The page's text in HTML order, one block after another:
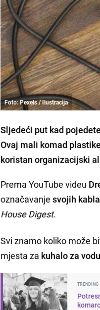
Foto: Pexels / Ilustracija
Sljedeći put kad
Ovaj mali komad
koristan organizacijski
Prema YouTube videu
označavanjesvojih kabla
House Digest.
Svi znamo koliko može
mjesta za kuhalo za vodu
TRENDING